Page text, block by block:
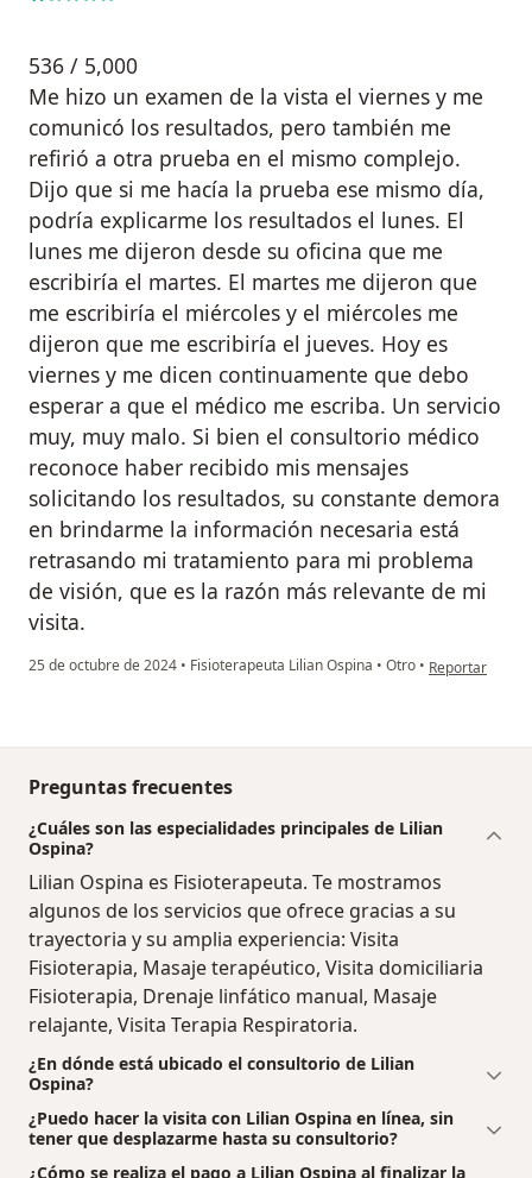
536 / 5,000
Me hizo un examen de la vista el viernes y me
comunicó los resultados, pero también me
refirió a otra prueba en el mismo complejo.
Dijo que si me hacía la prueba ese mismo día,
podría explicarme los resultados el lunes. El
lunes me dijeron desde su oficina que me
escribiría el martes. El martes me dijeron que
me escribiría el miércoles y el miércoles me
dijeron que me escribiría el jueves. Hoy es
viernes y me dicen continuamente que debo
esperar a que el médico me escriba. Un servicio
muy, muy malo. Si bien el consultorio médico
reconoce haber recibido mis mensajes
solicitando los resultados, su constante demora
en brindarme la información necesaria está
retrasando mi tratamiento para mi problema
de visión, que es la razón más relevante de mi
visita.
25 de octubre de 2024 • Fisioterapeuta Lilian Ospina • Otro • en opinión del
Reportar
Preguntas frecuentes
¿Cuáles son las especialidades principales de Lilian
Ospina?
Lilian Ospina es Fisioterapeuta. Te mostramos
algunos de los servicios que ofrece gracias a su
trayectoria y su amplia experiencia: Visita
Fisioterapia, Masaje terapéutico, Visita domiciliaria
Fisioterapia, Drenaje linfático manual, Masaje
relajante, Visita Terapia Respiratoria.
¿En dónde está ubicado el consultorio de Lilian
Ospina?
¿Puedo hacer la visita con Lilian Ospina en línea, sin
tener que desplazarme hasta su consultorio?
¿Cómo se realiza el pago a Lilian Ospina al finalizar la